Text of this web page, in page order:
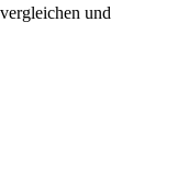
und